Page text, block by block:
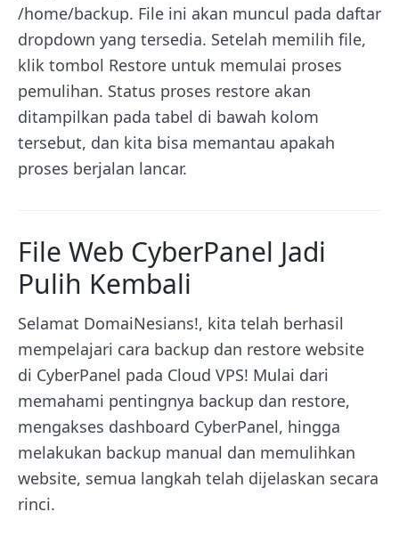
/home/backup. File ini akan muncul pada daftar
dropdown yang tersedia. Setelah memilih file,
klik tombol Restore untuk memulai proses
pemulihan. Status proses restore akan
ditampilkan pada tabel di bawah kolom
tersebut, dan kita bisa memantau apakah
proses berjalan lancar.
File Web CyberPanel Jadi
Pulih Kembali
Selamat DomaiNesians!, kita telah berhasil
mempelajari cara backup dan restore website
di CyberPanel pada Cloud VPS! Mulai dari
memahami pentingnya backup dan restore,
mengakses dashboard CyberPanel, hingga
melakukan backup manual dan memulihkan
website, semua langkah telah dijelaskan secara
rinci.